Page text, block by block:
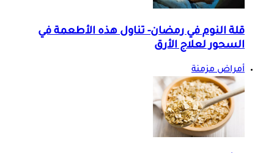
قلة النوم في رمضان- تناول هذه الأطعمة في
السحور لعلاج الأرق
أمراض مزمنة